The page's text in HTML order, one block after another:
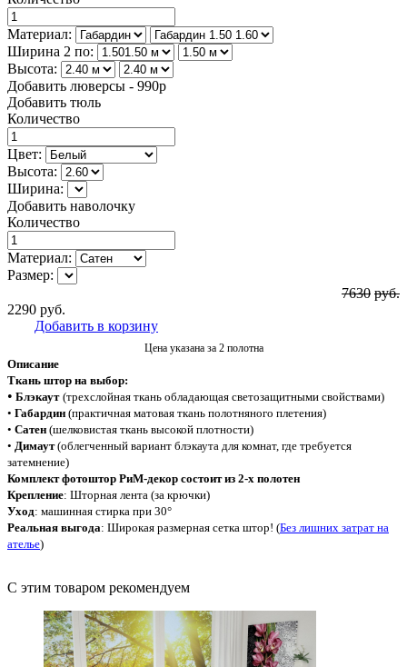
Материал:
Ширина 2 по:
Высота:
Добавить люверсы - 990р
Добавить тюль
Количество
Цвет:
Высота:
Ширина:
Добавить наволочку
Количество
Материал:
Размер:
7630 руб.
2290 руб.
Добавить в корзину
Цена указана за 2 полотна
Описание
Ткань штор на выбор:
• Блэкаут (трехслойная ткань обладающая светозащитными свойствами)
• Габардин (практичная матовая ткань полотняного плетения)
• Сатен (шелковистая ткань высокой плотности)
• Димаут(облегченный вариант блэкаута для комнат, где требуется
затемнение)
Комплект фотоштор РиМ-декор состоит из 2-х полотен
Крепление: Шторная лента (за крючки)
Уход: машинная стирка при 30°
Реальная выгода: Широкая размерная сетка штор! (Без лишних затрат на
ателье)
С этим товаром рекомендуем